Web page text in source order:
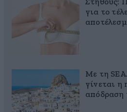
Στήθους:
για το
Με τη
γίνεται η